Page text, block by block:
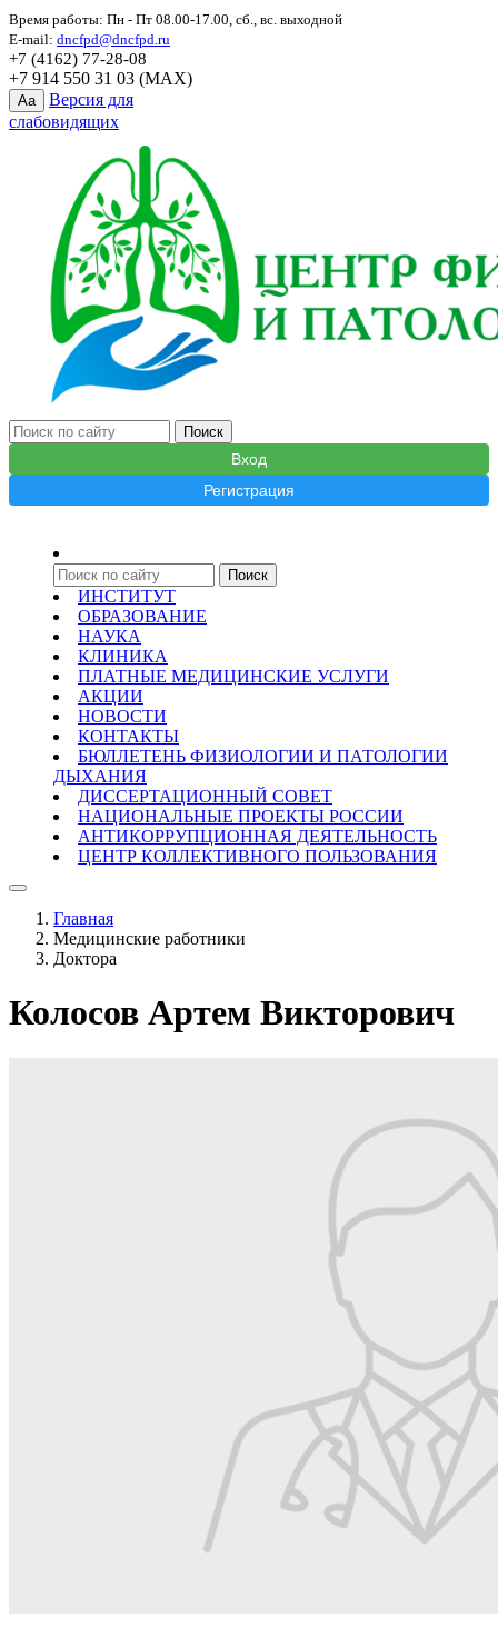
Время работы: Пн - Пт 08.00-17.00, сб., вс. выходной
E-mail: dncfpd@dncfpd.ru
+7 (4162) 77-28-08
+7 914 550 31 03 (MAX)
Aa
Версия для
слабовидящих
Вход
Регистрация
ИНСТИТУТ
ОБРАЗОВАНИЕ
НАУКА
КЛИНИКА
ПЛАТНЫЕ МЕДИЦИНСКИЕ УСЛУГИ
АКЦИИ
НОВОСТИ
КОНТАКТЫ
БЮЛЛЕТЕНЬ ФИЗИОЛОГИИ И ПАТОЛОГИИ
ДЫХАНИЯ
ДИССЕРТАЦИОННЫЙ СОВЕТ
НАЦИОНАЛЬНЫЕ ПРОЕКТЫ РОССИИ
АНТИКОРРУПЦИОННАЯ ДЕЯТЕЛЬНОСТЬ
ЦЕНТР КОЛЛЕКТИВНОГО ПОЛЬЗОВАНИЯ
Главная
Медицинские работники
Доктора
Колосов Артем Викторович